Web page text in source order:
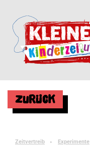
Zurück
Zeitvertreib ► Experimente